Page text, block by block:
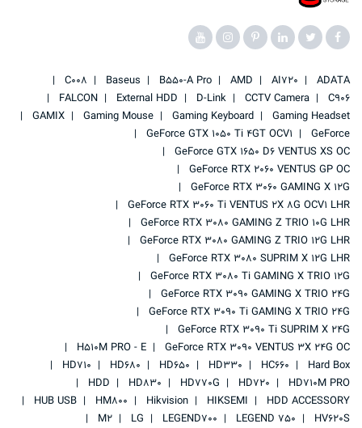
ADATA
AI720
AMD
B550-A Pro
Baseus
C008
C906
CCTV Camera
D-Link
External HDD
FALCON
Gaming Headset
Gaming Keyboard
Gaming Mouse
GAMIX
GeForce
GeForce GTX 1050 Ti 4GT OCV1
GeForce GTX 1650 D6 VENTUS XS OC
GeForce RTX 2060 VENTUS GP OC
GeForce RTX 3060 GAMING X 12G
GeForce RTX 3060 Ti VENTUS 2X 8G OCV1 LHR
GeForce RTX 3080 GAMING Z TRIO 10G LHR
GeForce RTX 3080 GAMING Z TRIO 12G LHR
GeForce RTX 3080 SUPRIM X 12G LHR
GeForce RTX 3080 Ti GAMING X TRIO 12G
GeForce RTX 3090 GAMING X TRIO 24G
GeForce RTX 3090 Ti GAMING X TRIO 24G
GeForce RTX 3090 Ti SUPRIM X 24G
GeForce RTX 3090 VENTUS 3X 24G OC
H510M PRO - E
Hard Box
HC660
HD330
HD650
HD680
HD710
HD710M PRO
HD720
HD770G
HD830
HDD
HDD ACCESSORY
HIKSEMI
Hikvision
HM800
HUB USB
HV620S
LEGEND 750
LEGEND700
LG
M2